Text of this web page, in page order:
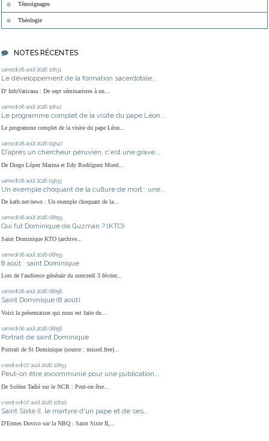
Témoignages
Théologie
NOTES RÉCENTES
samedi 08 août 2026 10h31
Le développement de la formation sacerdotale...
D' InfoVaticana : De sept séminaristes à un...
samedi 08 août 2026 10h12
Le programme complet de la visite du pape Léon...
Le programme complet de la visite du pape Léon...
samedi 08 août 2026 09h47
D'après un chercheur péruvien, c'est une grave...
De Diego López Marina et Edy Rodríguez Morel...
samedi 08 août 2026 09h33
Un exemple choquant de la culture de mort : une...
De kath.net/news : Un exemple choquant de la...
samedi 08 août 2026 08h59
Qui fut Dominique de Guzmán ? (KTO)
Saint Dominique KTO (archive...
samedi 08 août 2026 08h59
8 août : saint Dominique
Lors de l'audience générale du mercredi 3 février...
samedi 08 août 2026 08h58
Saint Dominique (8 août)
Voici la présentation qui nous est faite du...
samedi 08 août 2026 08h58
Portrait de saint Dominique
Portrait de St Dominique (source : missel.free)...
vendredi 07 août 2026 10h33
Peut-on être excommunié pour une publication...
De Solène Tadié sur le NCR : Peut-on être...
vendredi 07 août 2026 10h10
Saint Sixte II, le martyre d'un pape et de ses...
D'Ermes Dovico sur la NBQ : Saint Sixte II,...